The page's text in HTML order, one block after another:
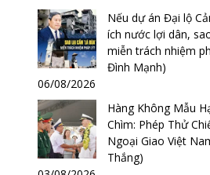
Nếu dự án Đại lộ
ích nước lợi dân,
miễn trách nhiệm
Đình Mạnh)
06/08/2026
Hàng Không Mẫu
Chìm: Phép Thử
Ngoại Giao Việt
Thắng)